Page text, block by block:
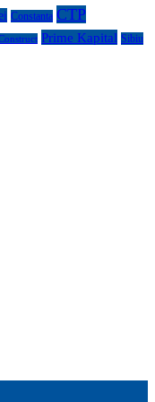
Constanta CTP
Prime Kapital Sibiu